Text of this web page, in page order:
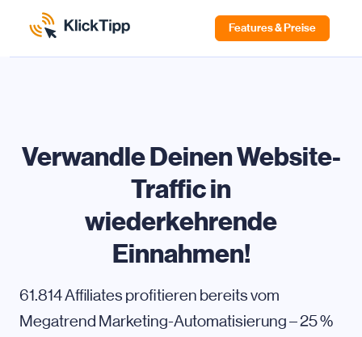
Features & Preise
Verwandle Deinen Website-
Traffic in
wiederkehrende
Einnahmen!
61.814 Affiliates profitieren bereits vom
Megatrend Marketing-Automatisierung – 25 %